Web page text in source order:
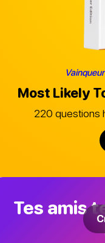
Most Likely
220 questions
Tes amis